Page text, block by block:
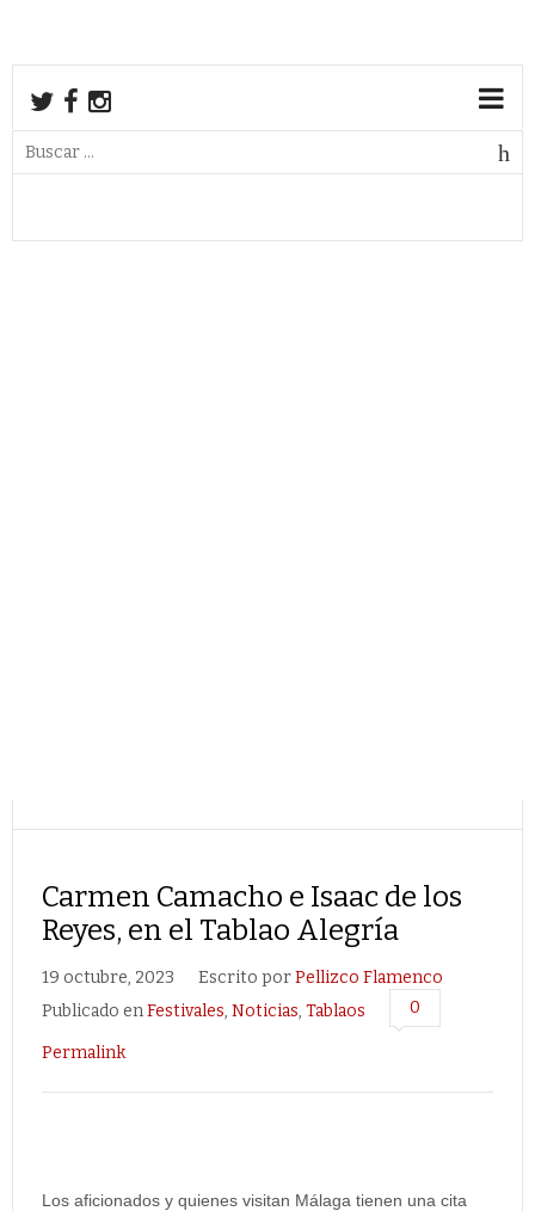
Carmen Camacho e Isaac de los
Reyes, en el Tablao Alegría
19 octubre, 2023 Escrito porPellizco Flamenco
Publicado enFestivales, Noticias, Tablaos 0
Permalink
Los aficionados y quienes visitan Málaga tienen una cita